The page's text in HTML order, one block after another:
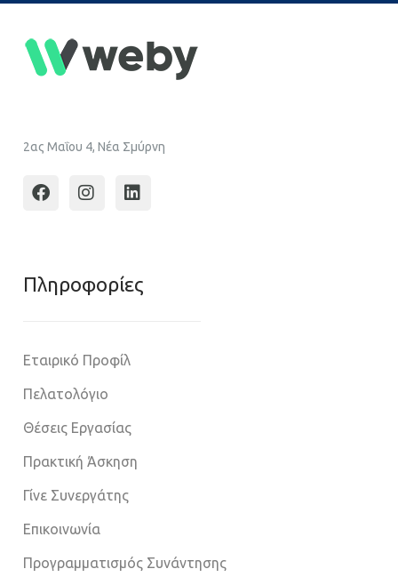
2ας Μαΐου 4, Νέα Σμύρνη
Πληροφoρίες
Εταιρικό Προφίλ
Πελατολόγιο
Θέσεις Εργασίας
Πρακτική Άσκηση
Γίνε Συνεργάτης
Επικοινωνία
Προγραμματισμός Συνάντησης